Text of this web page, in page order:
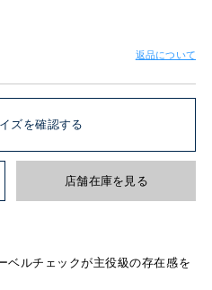
返品について
ズを確認する
店舗在庫を見る
ベルチェックが主役級の存在感を